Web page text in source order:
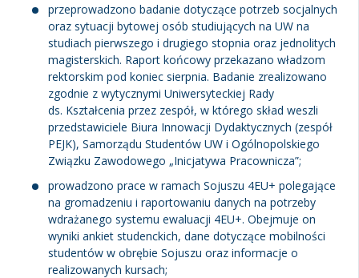
przeprowadzono badanie dotyczące potrzeb socjalnych
oraz sytuacji bytowej osób studiujących na UW na
studiach pierwszego i drugiego stopnia oraz jednolitych
magisterskich. Raport końcowy przekazano władzom
rektorskim pod koniec sierpnia. Badanie zrealizowano
zgodnie z wytycznymi Uniwersyteckiej Rady
ds. Kształcenia przez zespół, w którego skład weszli
przedstawiciele Biura Innowacji Dydaktycznych (zespół
PEJK), Samorządu Studentów UW i Ogólnopolskiego
Związku Zawodowego „Inicjatywa Pracownicza”;
prowadzono prace w ramach Sojuszu 4EU+ polegające
na gromadzeniu i raportowaniu danych na potrzeby
wdrażanego systemu ewaluacji 4EU+. Obejmuje on
wyniki ankiet studenckich, dane dotyczące mobilności
studentów w obrębie Sojuszu oraz informacje o
realizowanych kursach;